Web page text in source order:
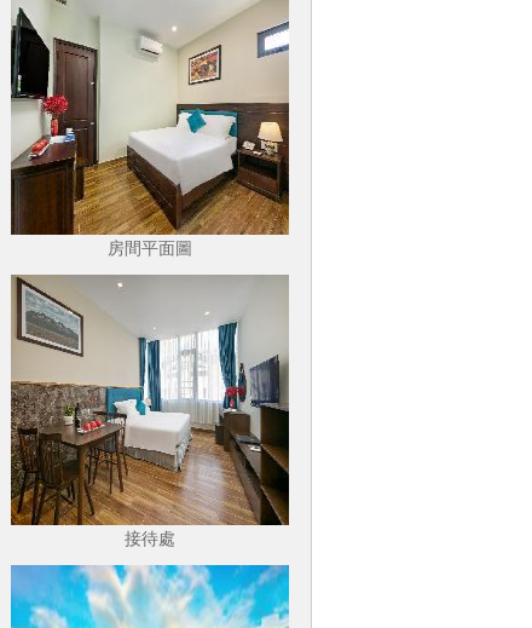
房間平面圖
接待處